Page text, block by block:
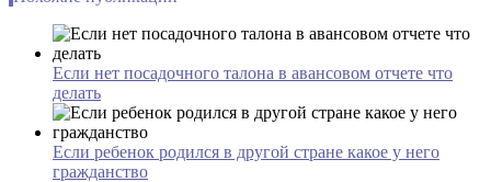
Если нет посадочного талона в авансовом отчете что
делать
Если ребенок родился в другой стране какое у него
гражданство